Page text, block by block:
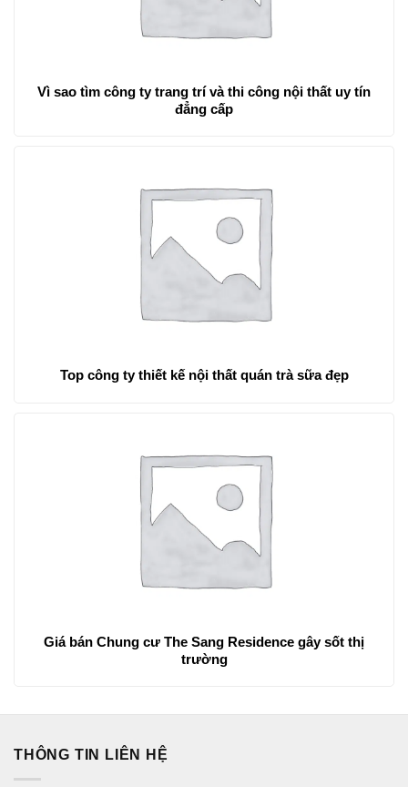
Vì sao tìm công ty trang trí và thi công nội thất uy tín
đẳng cấp
Top công ty thiết kế nội thất quán trà sữa đẹp
Giá bán Chung cư The Sang Residence gây sốt thị
trường
THÔNG TIN LIÊN HỆ